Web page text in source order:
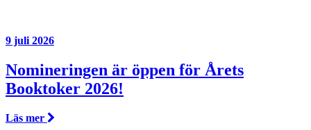
9 juli 2026
Nomineringen är öppen för Årets
Booktoker 2026!
Läs mer